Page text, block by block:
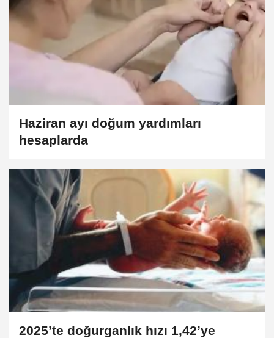
Haziran ayı doğum yardımları
hesaplarda
2025’te doğurganlık hızı 1,42’ye